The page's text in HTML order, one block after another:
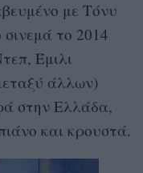
με Τόνυ
σινεμά το 2014
Έμιλι
άλλων)
στην Ελλάδα,
και κρουστά.